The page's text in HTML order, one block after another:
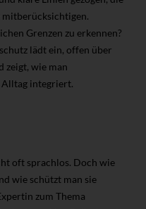
mitberücksichtigen.
Grenzen zu erkennen?
lädt ein, offen über
zeigt, wie man
integriert.
oft sprachlos. Doch wie
wie schützt man sie
zum Thema